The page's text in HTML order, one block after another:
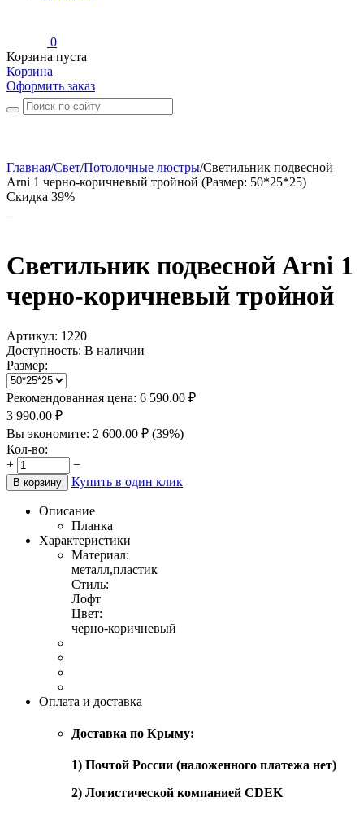
0
Корзина пуста
Корзина
Оформить заказ
Главная/Свет/Потолочные люстры/Светильник подвесной
Arni 1 черно-коричневый тройной (Размер: 50*25*25)
Скидка 39%
Светильник подвесной Arni 1
черно-коричневый тройной
Артикул: 1220
Доступность: В наличии
Размер:
Рекомендованная цена: 6 590.00 ₽
3 990.00 ₽
Вы экономите: 2 600.00 ₽ (39%)
Кол-во:
+
−
В корзину Купить в один клик
Описание
Планка
Характеристики
Материал:
металл,пластик
Стиль:
Лофт
Цвет:
черно-коричневый
Оплата и доставка
Доставка по Крыму:
1) Почтой России (наложенного платежа нет)
2) Логистической компанией CDEK